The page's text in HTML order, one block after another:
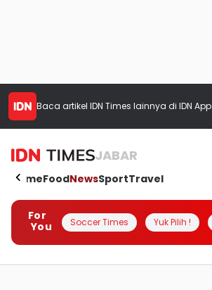
Baca artikel IDN Times lainnya di IDN App
JABAR
HomeFoodNewsSportTravel
For
You
Soccer Times Yuk Pilih !